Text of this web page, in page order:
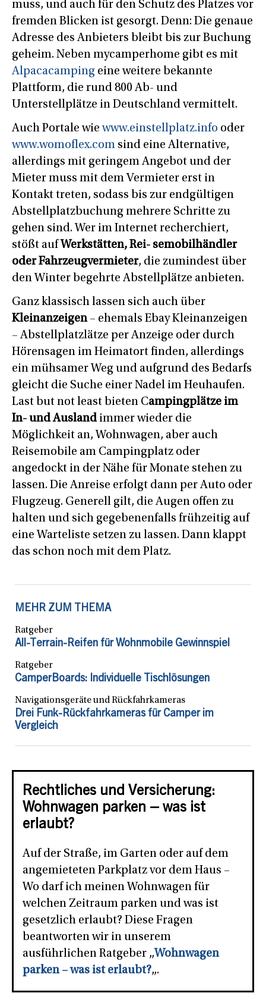
muss, und auch für den Schutz des Platzes vor
fremden Blicken ist gesorgt. Denn: Die genaue
Adresse des Anbieters bleibt bis zur Buchung
geheim. Neben mycamperhome gibt es mit
Alpacacamping eine weitere bekannte
Plattform, die rund 800 Ab- und
Unterstellplätze in Deutschland vermittelt.
Auch Portale wiewww.einstellplatz.info oder
www.womoflex.com sind eine Alternative,
allerdings mit geringem Angebot und der
Mieter muss mit dem Vermieter erst in
Kontakt treten, sodass bis zur endgültigen
Abstellplatzbuchung mehrere Schritte zu
gehen sind. Wer im Internet recherchiert,
stößt auf Werkstätten, Rei- semobilhändler
oder Fahrzeugvermieter, die zumindest über
den Winter begehrte Abstellplätze anbieten.
Ganz klassisch lassen sich auch über
Kleinanzeigen– ehemals Ebay Kleinanzeigen
– Abstellplatzlätze per Anzeige oder durch
Hörensagen im Heimatort finden, allerdings
ein mühsamer Weg und aufgrund des Bedarfs
gleicht die Suche einer Nadel im Heuhaufen.
Last but not least bieten Campingplätze im
In- und Auslandimmer wieder die
Möglichkeit an, Wohnwagen, aber auch
Reisemobile am Campingplatz oder
angedockt in der Nähe für Monate stehen zu
lassen. Die Anreise erfolgt dann per Auto oder
Flugzeug. Generell gilt, die Augen offen zu
halten und sich gegebenenfalls frühzeitig auf
eine Warteliste setzen zu lassen. Dann klappt
das schon noch mit dem Platz.
MEHR ZUM THEMA
Ratgeber
All-Terrain-Reifen für Wohnmobile Gewinnspiel
Ratgeber
CamperBoards: Individuelle Tischlösungen
Navigationsgeräte und Rückfahrkameras
Drei Funk-Rückfahrkameras für Camper im
Vergleich
Rechtliches und Versicherung:
Wohnwagen parken – was ist
erlaubt?
Auf der Straße, im Garten oder auf dem
angemieteten Parkplatz vor dem Haus –
Wo darf ich meinen Wohnwagen für
welchen Zeitraum parken und was ist
gesetzlich erlaubt? Diese Fragen
beantworten wir in unserem
ausführlichen Ratgeber „Wohnwagen
parken – was ist erlaubt?„.